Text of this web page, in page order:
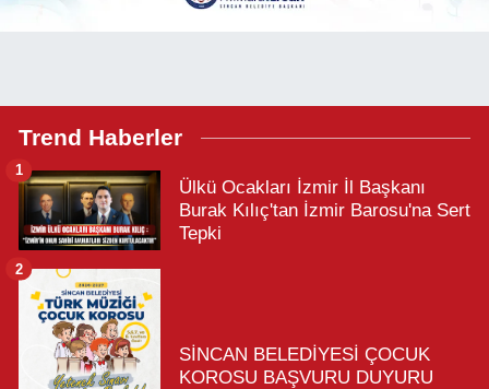
Trend Haberler
Ülkü Ocakları İzmir İl Başkanı
Burak Kılıç'tan İzmir Barosu'na Sert
Tepki
1
SİNCAN BELEDİYESİ ÇOCUK
KOROSU BAŞVURU DUYURU
2